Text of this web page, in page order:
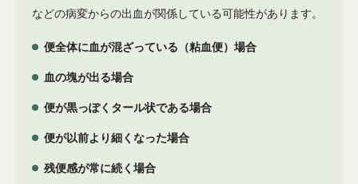
などの病変からの出血が関係している可能性があります。
便全体に血が混ざっている（粘血便）場合
血の塊が出る場合
便が黒っぽくタール状である場合
便が以前より細くなった場合
残便感が常に続く場合